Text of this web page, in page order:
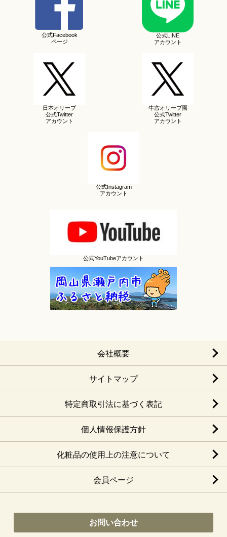
公式Facebook
ページ
公式LINE
アカウント
日本オリーブ
公式Twitter
アカウント
牛窓オリーブ園
公式Twitter
アカウント
公式Instagram
アカウント
公式YouTubeアカウント
会社概要
サイトマップ
特定商取引法に基づく表記
個人情報保護方針
化粧品の使用上の注意について
会員ページ
お問い合わせ